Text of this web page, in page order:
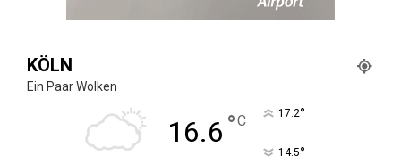
KÖLN
Ein Paar Wolken
16.6 °C 17.2°
14.5°